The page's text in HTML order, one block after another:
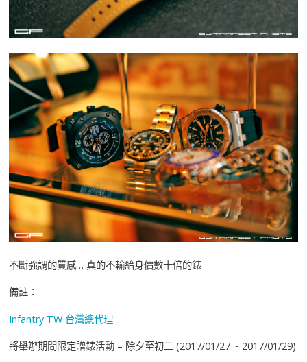
不斷強調的質感… 真的不輸給身價數十倍的錶
備註：
Infantry TW 台灣總代理
將舉辦期間限定贈錶活動 – 除夕至初二 (2017/01/27 ~ 2017/01/29)